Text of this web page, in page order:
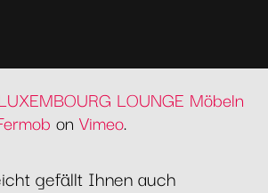
LOUNGE Möbeln
on Vimeo.
gefällt Ihnen auch